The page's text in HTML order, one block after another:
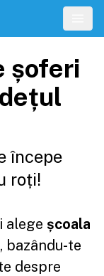
șoferi
începe
roți!
alege școala
, bazându-te
despre